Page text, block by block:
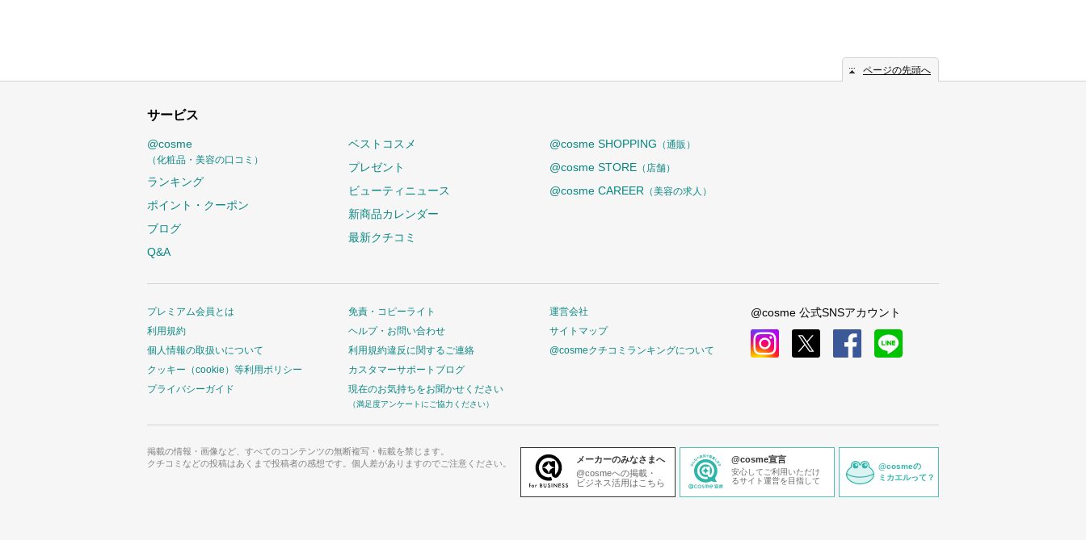
ページの先頭へ
サービス
@cosme
（化粧品・美容の口コミ）
ランキング
ポイント・クーポン
ブログ
Q&A
ベストコスメ
プレゼント
ビューティニュース
新商品カレンダー
最新クチコミ
@cosme SHOPPING （通販）
@cosme STORE （店舗）
@cosme CAREER （美容の求人）
プレミアム会員とは
利用規約
個人情報の取扱いについて
クッキー（cookie）等利用ポリシー
プライバシーガイド
免責・コピーライト
ヘルプ・お問い合わせ
利用規約違反に関するご連絡
カスタマーサポートブログ
現在のお気持ちをお聞かせください
（満足度アンケートにご協力ください）
運営会社
サイトマップ
@cosmeクチコミランキングについて
@cosme 公式SNSアカウント
掲載の情報・画像など、すべてのコンテンツの無断複写・転載を禁じます。
クチコミなどの投稿はあくまで投稿者の感想です。個人差がありますのでご注意ください。
メーカーのみなさまへ
@cosmeへの掲載・
ビジネス活用はこちら
@cosme宣言
安心してご利用いただけ
るサイト運営を目指して
@cosmeの
ミカエルって？